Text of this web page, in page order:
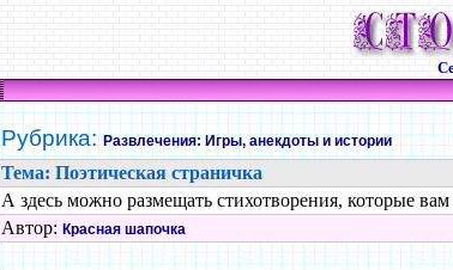
Рубрика:Развлечения: Игры, анекдоты и истории
Тема: Поэтическая страничка
А здесь можно размещать стихотворения, которые
Автор: Красная шапочка